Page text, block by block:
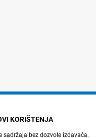
KORIŠTENJA
sadržaja bez dozvole izdavača.